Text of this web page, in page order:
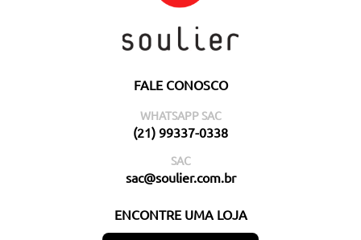
FALE CONOSCO
WHATSAPP SAC
(21) 99337-0338
SAC
sac@soulier.com.br
ENCONTRE UMA LOJA